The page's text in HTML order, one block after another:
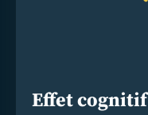
Effet cognitif